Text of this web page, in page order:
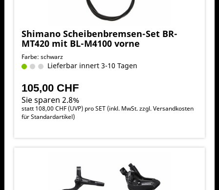
Shimano Scheibenbremsen-Set BR-
MT420 mit BL-M4100 vorne
Farbe: schwarz
Lieferbar innert 3-10 Tagen
105,00 CHF
Sie sparen 2.8%
statt 108,00 CHF(UVP) pro SET (inkl. MwSt. zzgl.Versandkosten
für Standardartikel)